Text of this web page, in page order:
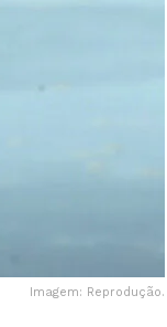
Imagem: Reprodução.